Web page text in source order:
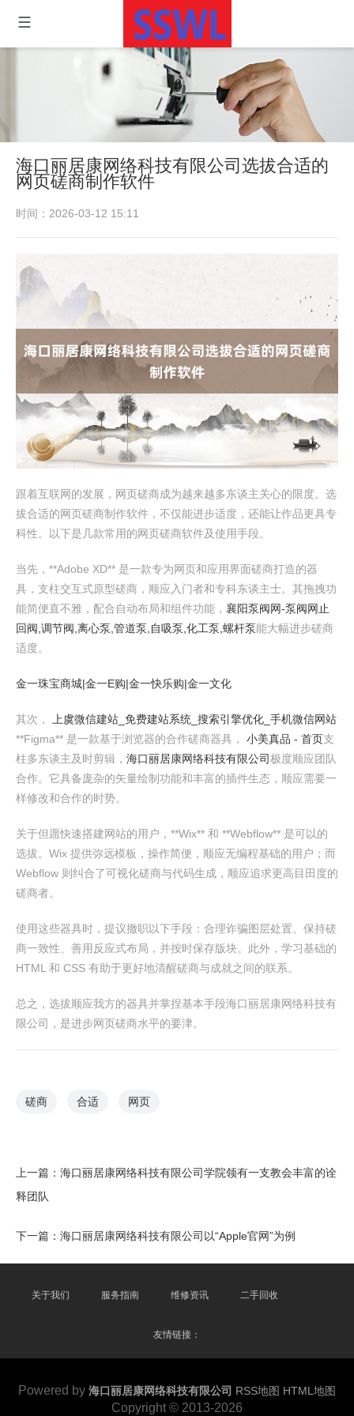
海口丽居康网络科技有限公司选拔合适的
网页磋商制作软件
时间：2026-03-12 15:11
跟着互联网的发展，网页磋商成为越来越多东谈主关心的限度。选
拔合适的网页磋商制作软件，不仅能进步适度，还能让作品更具专
科性。以下是几款常用的网页磋商软件及使用手段。
当先，**Adobe XD** 是一款专为网页和应用界面磋商打造的器
具，支柱交互式原型磋商，顺应入门者和专科东谈主士。其拖拽功
能简便直不雅，配合自动布局和组件功能， 襄阳泵阀网-泵阀网止
回阀,调节阀,离心泵,管道泵,自吸泵,化工泵,螺杆泵能大幅进步磋商
适度。
金一珠宝商城|金一E购|金一快乐购|金一文化
其次，
上虞微信建站_免费建站系统_搜索引擎优化_手机微信网站
**Figma** 是一款基于浏览器的合作磋商器具， 小美真品 - 首页支
柱多东谈主及时剪辑， 海口丽居康网络科技有限公司极度顺应团队
合作。它具备庞杂的矢量绘制功能和丰富的插件生态，顺应需要一
样修改和合作的时势。
关于但愿快速搭建网站的用户，**Wix** 和 **Webflow** 是可以的
选拔。Wix 提供弥远模板，操作简便，顺应无编程基础的用户；而
Webflow 则纠合了可视化磋商与代码生成，顺应追求更高目田度的
磋商者。
使用这些器具时，提议撤职以下手段：合理诈骗图层处置、保持磋
商一致性、善用反应式布局，并按时保存版块。此外，学习基础的
HTML 和 CSS 有助于更好地清醒磋商与成就之间的联系。
总之，选拔顺应我方的器具并掌捏基本手段海口丽居康网络科技有
限公司，是进步网页磋商水平的要津。
磋商 合适 网页
上一篇： 海口丽居康网络科技有限公司学院领有一支教会丰富的诠
释团队
下一篇： 海口丽居康网络科技有限公司以“Apple官网”为例
关于我们 服务指南 维修资讯 二手回收
友情链接：
Powered by 海口丽居康网络科技有限公司 RSS地图 HTML地图
Copyright © 2013-2026